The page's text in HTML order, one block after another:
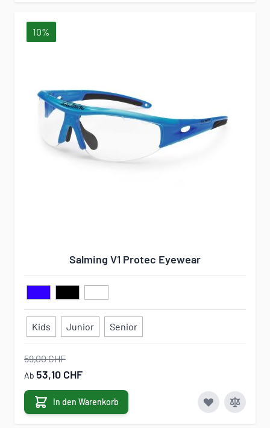
10%
Salming V1 Protec Eyewear
Kids Junior Senior
59,00 CHF
Ab 53,10 CHF
In den Warenkorb